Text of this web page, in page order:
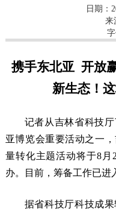
日期：
来
字
携手东北亚 开放
新生态！
记者从吉林省科技
亚博览会重要活动之一
量转化主题活动将于8月
办。目前，筹备工作已进
据省科技厅科技成